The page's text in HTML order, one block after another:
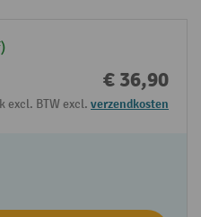
€ 36,90
excl. BTW excl. verzendkosten